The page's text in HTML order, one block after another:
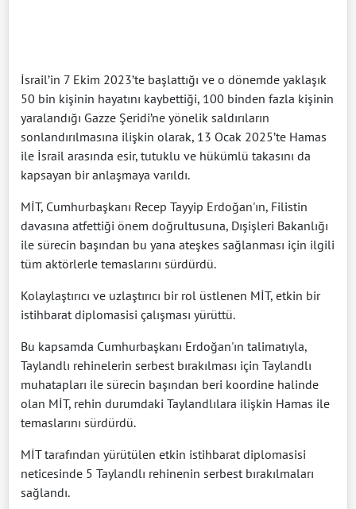
İsrail’in 7 Ekim 2023’te başlattığı ve o dönemde yaklaşık
50 bin kişinin hayatını kaybettiği, 100 binden fazla kişinin
yaralandığı Gazze Şeridi’ne yönelik saldırıların
sonlandırılmasına ilişkin olarak, 13 Ocak 2025’te Hamas
ile İsrail arasında esir, tutuklu ve hükümlü takasını da
kapsayan bir anlaşmaya varıldı.
MİT, Cumhurbaşkanı Recep Tayyip Erdoğan'ın, Filistin
davasına atfettiği önem doğrultusuna, Dışişleri Bakanlığı
ile sürecin başından bu yana ateşkes sağlanması için ilgili
tüm aktörlerle temaslarını sürdürdü.
Kolaylaştırıcı ve uzlaştırıcı bir rol üstlenen MİT, etkin bir
istihbarat diplomasisi çalışması yürüttü.
Bu kapsamda Cumhurbaşkanı Erdoğan'ın talimatıyla,
Taylandlı rehinelerin serbest bırakılması için Taylandlı
muhatapları ile sürecin başından beri koordine halinde
olan MİT, rehin durumdaki Taylandlılara ilişkin Hamas ile
temaslarını sürdürdü.
MİT tarafından yürütülen etkin istihbarat diplomasisi
neticesinde 5 Taylandlı rehinenin serbest bırakılmaları
sağlandı.